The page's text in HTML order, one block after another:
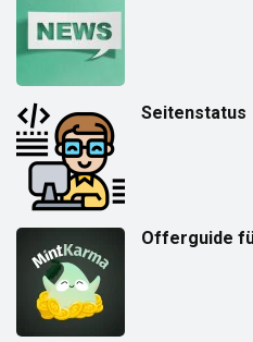
Seitenstatus
Offerguide